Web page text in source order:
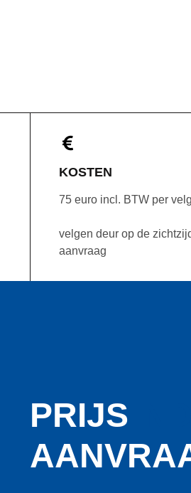
KOSTEN
75 euro incl. BTW per
velgen deur op de
aanvraag
PRIJS